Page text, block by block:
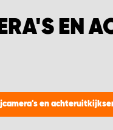
EN
en